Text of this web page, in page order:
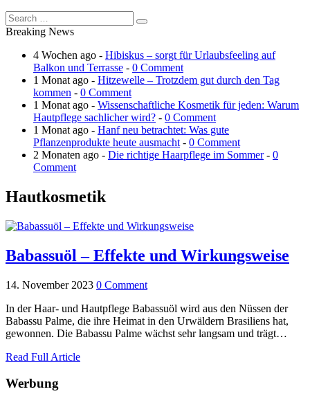
Breaking News
4 Wochen ago - Hibiskus – sorgt für Urlaubsfeeling auf
Balkon und Terrasse - 0 Comment
1 Monat ago - Hitzewelle – Trotzdem gut durch den Tag
kommen - 0 Comment
1 Monat ago - Wissenschaftliche Kosmetik für jeden: Warum
Hautpflege sachlicher wird? - 0 Comment
1 Monat ago - Hanf neu betrachtet: Was gute
Pflanzenprodukte heute ausmacht - 0 Comment
2 Monaten ago - Die richtige Haarpflege im Sommer- 0
Comment
Hautkosmetik
Babassuöl – Effekte und Wirkungsweise
14. November 2023 0 Comment
In der Haar- und Hautpflege Babassuöl wird aus den Nüssen der
Babassu Palme, die ihre Heimat in den Urwäldern Brasiliens hat,
gewonnen. Die Babassu Palme wächst sehr langsam und trägt…
Read Full Article
Werbung